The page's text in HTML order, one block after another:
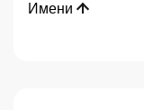
Имени